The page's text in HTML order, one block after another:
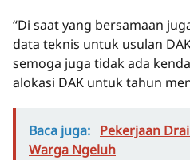
“Di saat yang bersamaan
data teknis untuk usulan
semoga juga tidak ada
alokasi DAK untuk tahun
Baca juga: Pekerjaan
Warga Ngeluh